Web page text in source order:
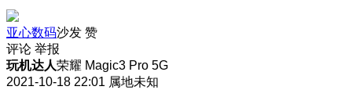
亚心数码沙发 赞
评论 举报
玩机达人荣耀 Magic3 Pro 5G
2021-10-18 22:01 属地未知